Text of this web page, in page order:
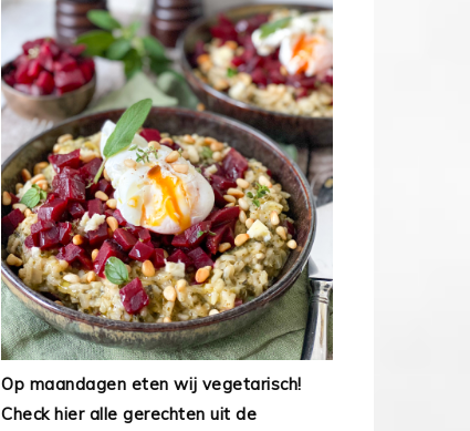
Op maandagen eten wij vegetarisch!
Check hier alle gerechten uit de